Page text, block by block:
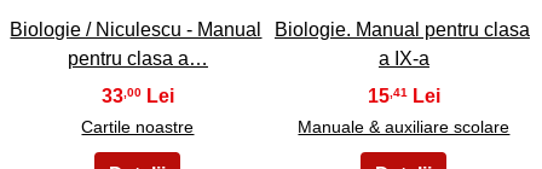
Biologie / Niculescu - Manual
pentru clasa a…
33,00
Cartile noastre
Biologie. Manual pentru clasa
a IX-a
15,41
Manuale & auxiliare scolare